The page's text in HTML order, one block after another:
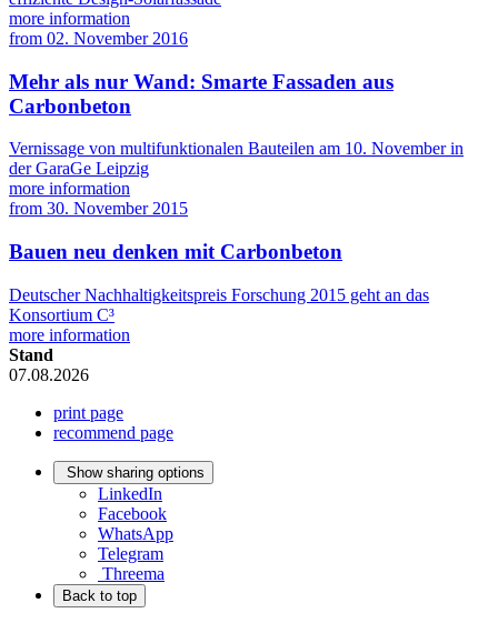
more information
from 02. November 2016
Mehr als nur Wand: Smarte Fassaden aus
Carbonbeton
Vernissage von multifunktionalen Bauteilen am 10. November in
der GaraGe Leipzig
more information
from 30. November 2015
Bauen neu denken mit Carbonbeton
Deutscher Nachhaltigkeitspreis Forschung 2015 geht an das
Konsortium C³
more information
Stand
07.08.2026
print page
recommend page
Show sharing options
LinkedIn
Facebook
WhatsApp
Telegram
Threema
Back to top